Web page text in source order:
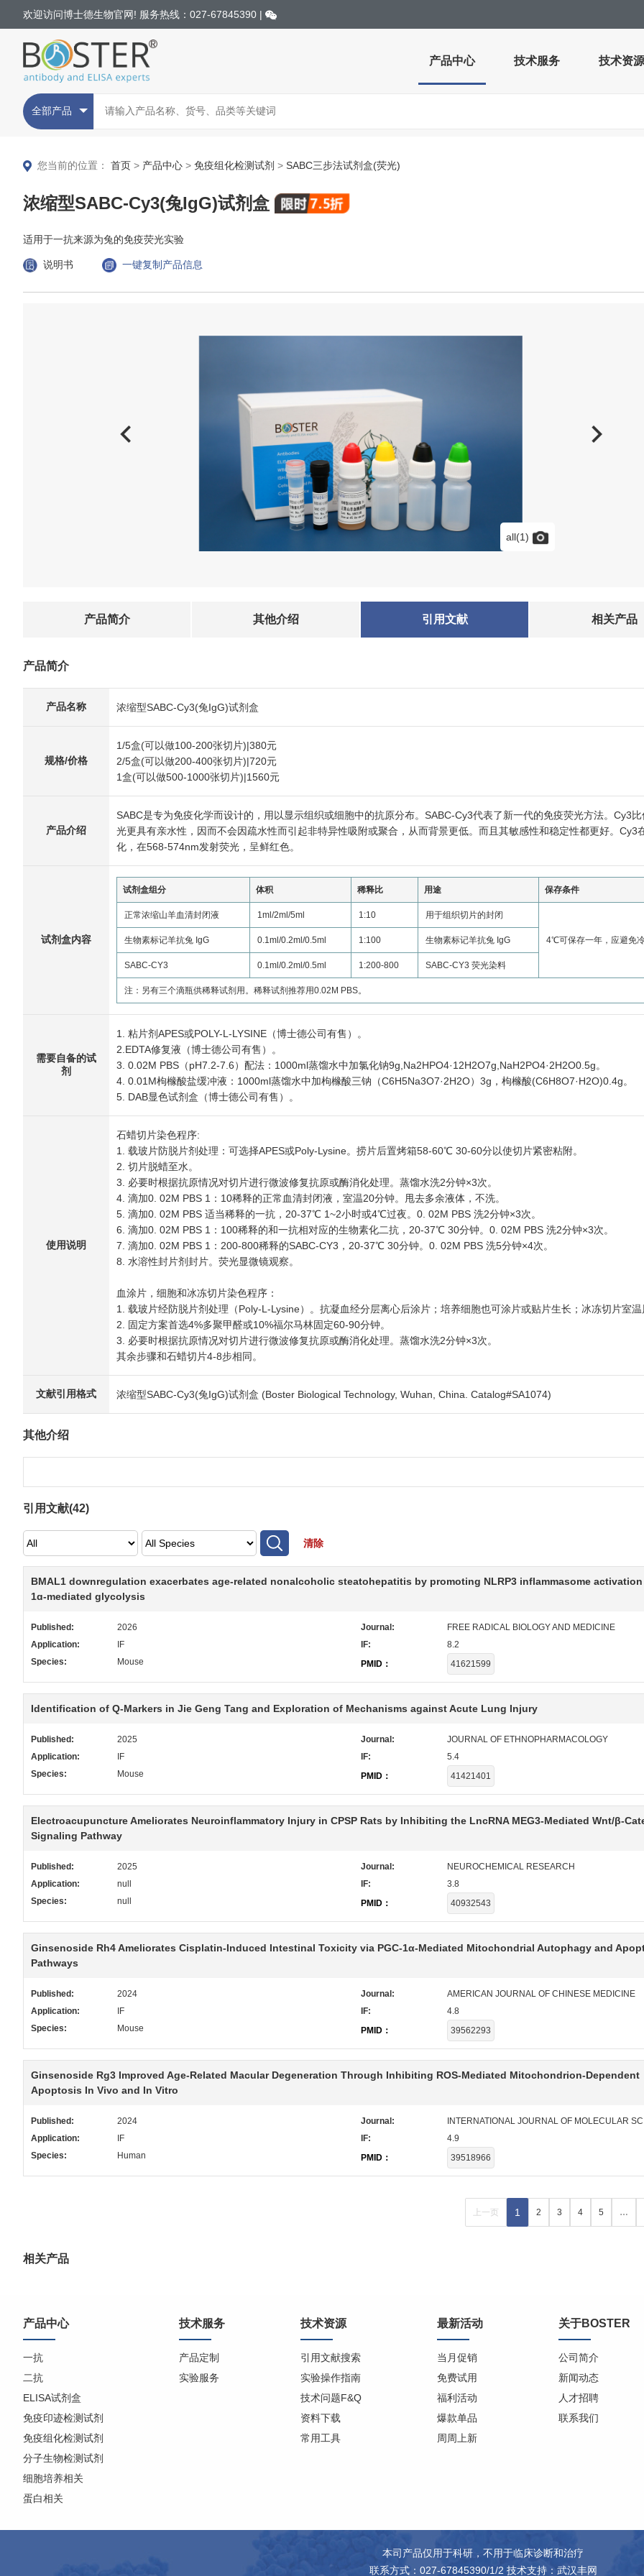
欢迎访问博士德生物官网! 服务热线：027-67845390 |
产品中心 技术服务 技术资源
全部产品
您当前的位置： 首页 > 产品中心 > 免疫组化检测试剂 > SABC三步法试剂盒(荧光)
浓缩型SABC-Cy3(兔IgG)试剂盒
适用于一抗来源为兔的免疫荧光实验
说明书 一键复制产品信息
all(1)
产品简介 其他介绍 引用文献 相关产品
产品简介
产品名称 浓缩型SABC-Cy3(兔IgG)试剂盒
规格/价格
1/5盒(可以做100-200张切片)|380元
2/5盒(可以做200-400张切片)|720元
1盒(可以做500-1000张切片)|1560元
产品介绍
SABC是专为免疫化学而设计的，用以显示组织或细胞中的抗原分布。SABC-Cy3代表了新一代的免疫荧光方法。Cy3
光更具有亲水性，因而不会因疏水性而引起非特异性吸附或聚合，从而背景更低。而且其敏感性和稳定性都更好。Cy3
化，在568-574nm发射荧光，呈鲜红色。
试剂盒内容
试剂盒组分 体积 稀释比 用途 保存条件
正常浓缩山羊血清封闭液 1ml/2ml/5ml 1:10 用于组织切片的封闭
4℃可保存一年，应避免
生物素标记羊抗兔 IgG 0.1ml/0.2ml/0.5ml 1:100 生物素标记羊抗兔 IgG
SABC-CY3 0.1ml/0.2ml/0.5ml 1:200-800 SABC-CY3 荧光染料
注：另有三个滴瓶供稀释试剂用。稀释试剂推荐用0.02M PBS。
需要自备的试
剂
1. 粘片剂APES或POLY-L-LYSINE（博士德公司有售）。
2.EDTA修复液（博士德公司有售）。
3. 0.02M PBS（pH7.2-7.6）配法：1000ml蒸馏水中加氯化钠9g,Na2HPO4·12H2O7g,NaH2PO4·2H2O0.5g。
4. 0.01M枸橼酸盐缓冲液：1000ml蒸馏水中加枸橼酸三钠（C6H5Na3O7·2H2O）3g，枸橼酸(C6H8O7·H2O)0.4g。
5. DAB显色试剂盒（博士德公司有售）。
使用说明
石蜡切片染色程序:
1. 载玻片防脱片剂处理：可选择APES或Poly-Lysine。捞片后置烤箱58-60℃ 30-60分以使切片紧密粘附。
2. 切片脱蜡至水。
3. 必要时根据抗原情况对切片进行微波修复抗原或酶消化处理。蒸馏水洗2分钟×3次。
4. 滴加0. 02M PBS 1：10稀释的正常血清封闭液，室温20分钟。甩去多余液体，不洗。
5. 滴加0. 02M PBS 适当稀释的一抗，20-37℃ 1~2小时或4℃过夜。0. 02M PBS 洗2分钟×3次。
6. 滴加0. 02M PBS 1：100稀释的和一抗相对应的生物素化二抗，20-37℃ 30分钟。0. 02M PBS 洗2分钟×3次。
7. 滴加0. 02M PBS 1：200-800稀释的SABC-CY3，20-37℃ 30分钟。0. 02M PBS 洗5分钟×4次。
8. 水溶性封片剂封片。荧光显微镜观察。
血涂片，细胞和冰冻切片染色程序：
1. 载玻片经防脱片剂处理（Poly-L-Lysine）。抗凝血经分层离心后涂片；培养细胞也可涂片或贴片生长；冰冻切片室
2. 固定方案首选4%多聚甲醛或10%福尔马林固定60-90分钟。
3. 必要时根据抗原情况对切片进行微波修复抗原或酶消化处理。蒸馏水洗2分钟×3次。
其余步骤和石蜡切片4-8步相同。
文献引用格式 浓缩型SABC-Cy3(兔IgG)试剂盒 (Boster Biological Technology, Wuhan, China. Catalog#SA1074)
其他介绍
引用文献(42)
清除
BMAL1 downregulation exacerbates age-related nonalcoholic steatohepatitis by promoting NLRP3 inflammasome activation
1ɑ-mediated glycolysis
Published: 2026 Journal:
FREE RADICAL BIOLOGY AND MEDICINE
Application:
IF IF:
8.2
Species:
Mouse PMID： 41621599
Identification of Q-Markers in Jie Geng Tang and Exploration of Mechanisms against Acute Lung Injury
Published: 2025 Journal:
JOURNAL OF ETHNOPHARMACOLOGY
Application:
IF IF:
5.4
Species:
Mouse PMID： 41421401
Electroacupuncture Ameliorates Neuroinflammatory Injury in CPSP Rats by Inhibiting the LncRNA MEG3-Mediated Wnt/β-
Signaling Pathway
Published: 2025 Journal:
NEUROCHEMICAL RESEARCH
Application:
null IF:
3.8
Species:
null PMID： 40932543
Ginsenoside Rh4 Ameliorates Cisplatin-Induced Intestinal Toxicity via PGC-1α-Mediated Mitochondrial Autophagy and
Pathways
Published: 2024 Journal:
AMERICAN JOURNAL OF CHINESE MEDICINE
Application:
IF IF:
4.8
Species:
Mouse PMID： 39562293
Ginsenoside Rg3 Improved Age-Related Macular Degeneration Through Inhibiting ROS-Mediated Mitochondrion-Dependent
Apoptosis In Vivo and In Vitro
Published: 2024 Journal:
INTERNATIONAL JOURNAL OF MOLECULAR
Application:
IF IF:
4.9
Species:
Human PMID： 39518966
上一页 1 2 3 4 5 …
相关产品
产品中心
一抗
二抗
ELISA试剂盒
免疫印迹检测试剂
免疫组化检测试剂
分子生物检测试剂
细胞培养相关
蛋白相关
技术服务
产品定制
实验服务
技术资源
引用文献搜索
实验操作指南
技术问题F&Q
资料下载
常用工具
最新活动
当月促销
免费试用
福利活动
爆款单品
周周上新
关于BOSTER
公司简介
新闻动态
人才招聘
联系我们
本司产品仅用于科研，不用于临床诊断和治疗
联系方式：027-67845390/1/2 技术支持： 武汉丰网